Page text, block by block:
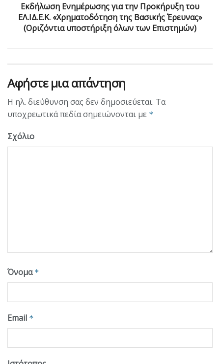
Εκδήλωση Ενημέρωσης για την Προκήρυξη του
ΕΛ.ΙΔ.Ε.Κ. «Χρηματοδότηση της Βασικής Έρευνας»
(Οριζόντια υποστήριξη όλων των Επιστημών)
Αφήστε μια απάντηση
Η ηλ. διεύθυνση σας δεν δημοσιεύεται. Τα
υποχρεωτικά πεδία σημειώνονται με *
Σχόλιο
Όνομα *
Email *